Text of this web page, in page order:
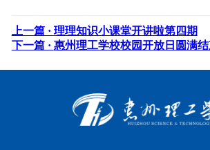
上一篇 · 理理知识小课堂开讲啦第四期
下一篇 · 惠州理工学校校园开放日圆满